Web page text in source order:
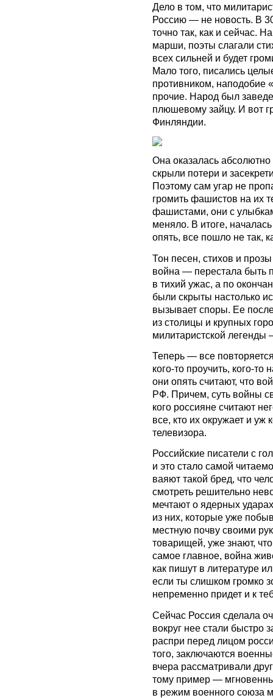
Дело в том, что
Россию — не новость. В
точно так, как и сейчас.
марши, поэты слагали
всех сильней и будет
Мало того, писались
противником, наподобие
прочие. Народ был
плюшевому зайцу. И вот
Финляндии.
Она оказалась
скрыли потери и
Поэтому сам угар не
громить фашистов на их
фашистами, они с
меняло. В итоге,
опять, все пошло не так,
Тон песен, стихов и
война — перестала быть
в тихий ужас, а по
были скрыты настолько
вызывает споры. Ее
из столицы и крупных
милитаристской
Теперь — все
кого-то проучить, кого-то
они опять считают, что
РФ. Причем, суть войны
кого россияне считают
все, кто их окружает и уж
телевизора.
Российские писатели с
и это стало самой
ваяют такой бред, что
смотреть решительно
мечтают о ядерных
из них, которые уже
местную почву своими
товарищей, уже знают,
самое главное, война
как пишут в литературе
если ты слишком громко
непременно придет и к
Сейчас Россия сделала
вокруг нее стали быстро
распри перед лицом
того, заключаются
вчера рассматривали
тому пример —
в режим военного союза